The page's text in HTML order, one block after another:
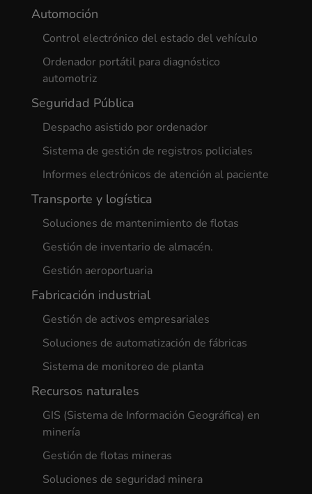
Automoción
Control electrónico del estado del vehículo
Ordenador portátil para diagnóstico
automotriz
Seguridad Pública
Despacho asistido por ordenador
Sistema de gestión de registros policiales
Informes electrónicos de atención al paciente
Transporte y logística
Soluciones de mantenimiento de flotas
Gestión de inventario de almacén.
Gestión aeroportuaria
Fabricación industrial
Gestión de activos empresariales
Soluciones de automatización de fábricas
Sistema de monitoreo de planta
Recursos naturales
GIS (Sistema de Información Geográfica) en
minería
Gestión de flotas mineras
Soluciones de seguridad minera